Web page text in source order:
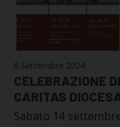
6 Settembre 2024
CELEBRAZIONE
CARITAS
Sabato 14